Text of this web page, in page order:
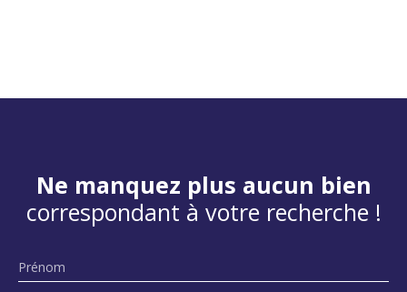
Ne manquez plus aucun bien
correspondant à votre recherche !
Prénom